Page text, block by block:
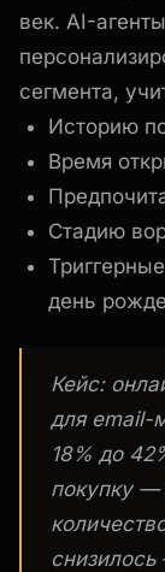
век. AI-
сегмента,
Историю
Время
Стадию
день
Кейс:
для email-
18% до
покупку —